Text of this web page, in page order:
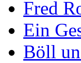
Fred
Ein
Böll